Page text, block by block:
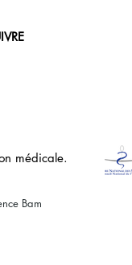
médicale.
Bam